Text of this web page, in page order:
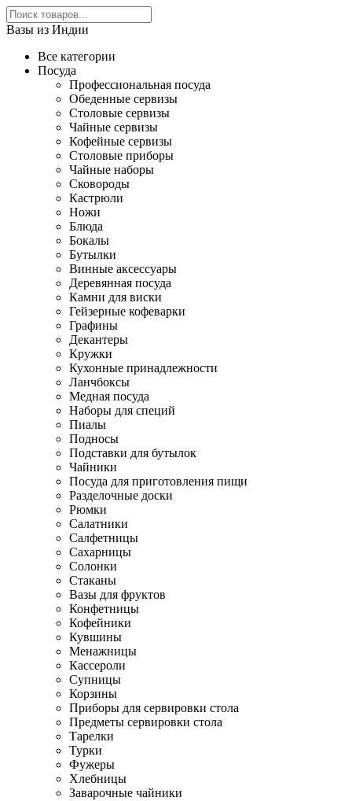
Вазы из Индии
Все категории
Посуда
Профессиональная посуда
Обеденные сервизы
Столовые сервизы
Чайные сервизы
Кофейные сервизы
Столовые приборы
Чайные наборы
Сковороды
Кастрюли
Ножи
Блюда
Бокалы
Бутылки
Винные аксессуары
Деревянная посуда
Камни для виски
Гейзерные кофеварки
Графины
Декантеры
Кружки
Кухонные принадлежности
Ланчбоксы
Медная посуда
Наборы для специй
Пиалы
Подносы
Подставки для бутылок
Чайники
Посуда для приготовления пищи
Разделочные доски
Рюмки
Салатники
Салфетницы
Сахарницы
Солонки
Стаканы
Вазы для фруктов
Конфетницы
Кофейники
Кувшины
Менажницы
Кассероли
Супницы
Корзины
Приборы для сервировки стола
Предметы сервировки стола
Тарелки
Турки
Фужеры
Хлебницы
Заварочные чайники